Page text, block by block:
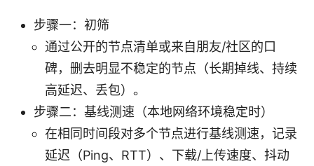
步骤一：初筛
通过公开的节点清单或来自朋友/社区的口
碑，删去明显不稳定的节点（长期掉线、持续
高延迟、丢包）。
步骤二：基线测速（本地网络环境稳定时）
在相同时间段对多个节点进行基线测速，记录
延迟（Ping、RTT）、下载/上传速度、抖动